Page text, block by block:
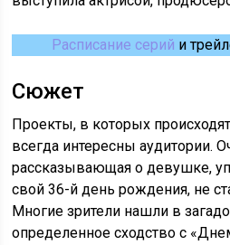
Расписание серий и
Сюжет
Проекты, в которых
всегда интересны аудитории.
рассказывающая о девушке,
свой 36-й день рождения, не
Многие зрители нашли в
определенное сходство с